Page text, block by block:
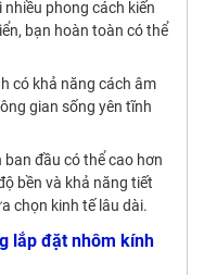
phong cách kiến
bạn hoàn toàn có thể
có khả năng cách âm
gian sống yên tĩnh
đầu có thể cao hơn
bền và khả năng tiết
chọn kinh tế lâu dài.
lắp đặt nhôm kính